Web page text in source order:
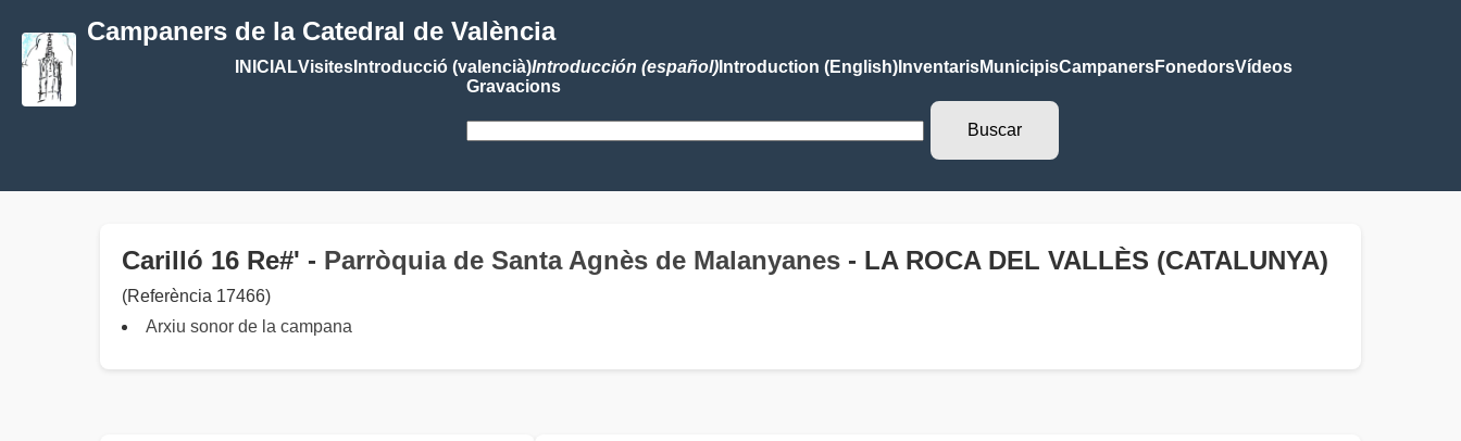
Campaners de la Catedral de València
INICIALVisitesIntroducció (valencià)Introducción (español)Introduction (English)InventarisMunicipisCampanersFonedorsVídeos
Gravacions
Carilló 16 Re#' - Parròquia de Santa Agnès de Malanyanes - LA ROCA DEL VALLÈS (CATALUNYA)
(Referència 17466)
Arxiu sonor de la campana